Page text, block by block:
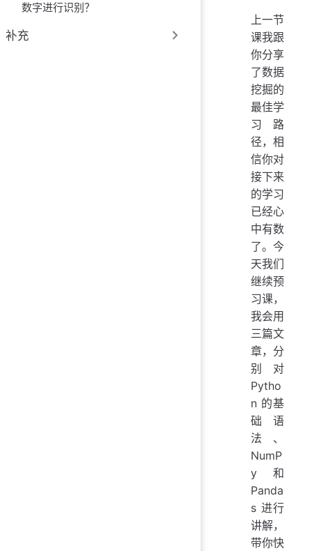
数字进行识别？
补充
上一节
课我跟
你分享
了数据
挖掘的
最佳学
习路
径，相
信你对
接下来
的学习
已经心
中有数
了。今
天我们
继续预
习课，
我会用
三篇文
章，分
别对
Pytho
n 的基
础语
法、
NumP
y 和
Panda
s 进行
讲解，
带你快